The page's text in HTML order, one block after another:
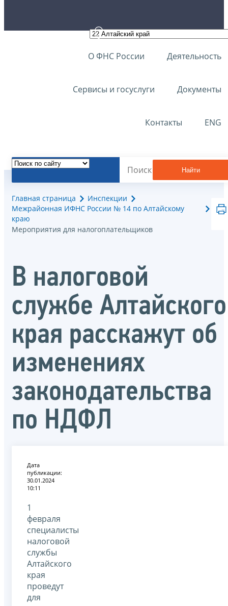
О ФНС России Деятельность
Сервисы и госуслуги Документы
Контакты ENG
Найти
Главная страница
Инспекции
Межрайонная ИФНС России № 14 по Алтайскому
краю
Мероприятия для налогоплательщиков
В налоговой
службе Алтайского
края расскажут об
изменениях
законодательства
по НДФЛ
Дата
публикации:
30.01.2024
10:11
1
февраля
специалисты
налоговой
службы
Алтайского
края
проведут
для